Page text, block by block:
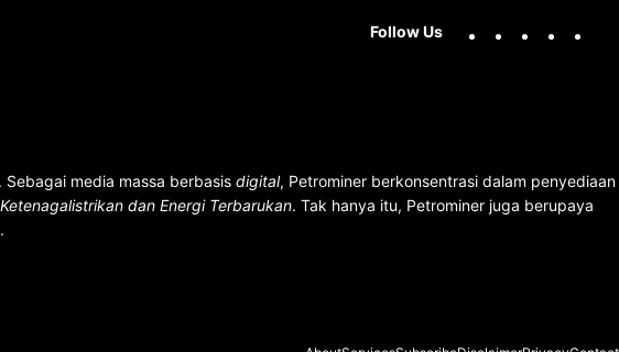
Follow Us
media massa berbasis digital, Petrominer berkonsentrasi dalam penyediaan
Ketenagalistrikan dan Energi Terbarukan. Tak hanya itu, Petrominer juga berupaya